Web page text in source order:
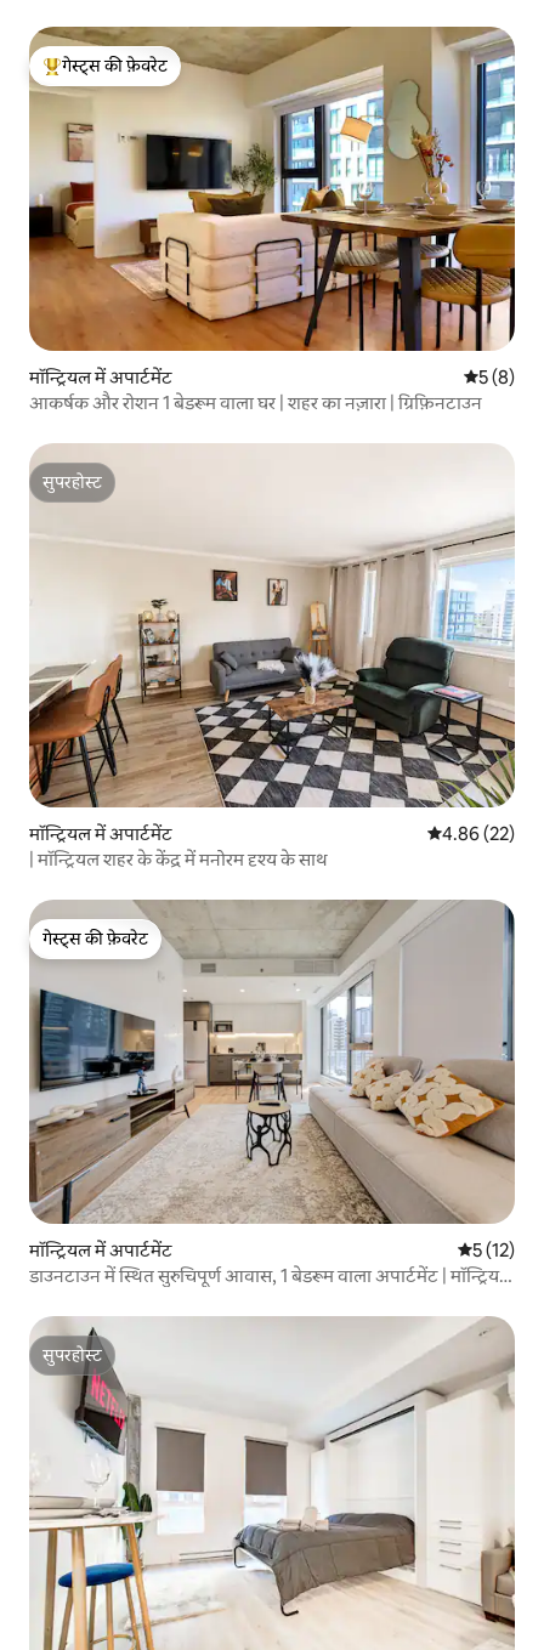
गेस्ट्स का टॉप फ़ेवरेट
गेस्ट्स की फ़ेवरेट
मॉन्ट्रियल में अपार्टमेंट औसत रेटिंग
5 (8)
आकर्षक और रोशन 1 बेडरूम वाला घर | शहर का नज़ारा | ग्रिफ़िनटाउन
सुपरहोस्ट
सुपरहोस्ट
मॉन्ट्रियल में अपार्टमेंट औसत रेटिंग 5 में
4.86 (22)
| मॉन्ट्रियल शहर के केंद्र में मनोरम दृश्य के साथ
गेस्ट्स की फ़ेवरेट
गेस्ट्स की फ़ेवरेट
मॉन्ट्रियल में अपार्टमेंट औसत रेटिंग
5 (12)
डाउनटाउन में स्थित सुरुचिपूर्ण आवास, 1 बेडरूम वाला अपार्टमेंट | मॉन्ट्रियल
सुपरहोस्ट
सुपरहोस्ट